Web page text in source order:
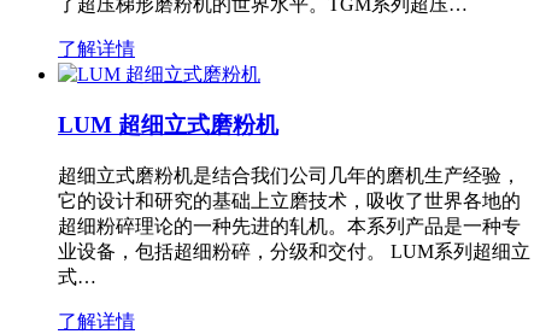
了解详情
LUM 超细立式磨粉机
超细立式磨粉机是结合我们公司几年的磨机生产经验，
它的设计和研究的基础上立磨技术，吸收了世界各地的
超细粉碎理论的一种先进的轧机。本系列产品是一种专
业设备，包括超细粉碎，分级和交付。 LUM系列超细立
式…
了解详情